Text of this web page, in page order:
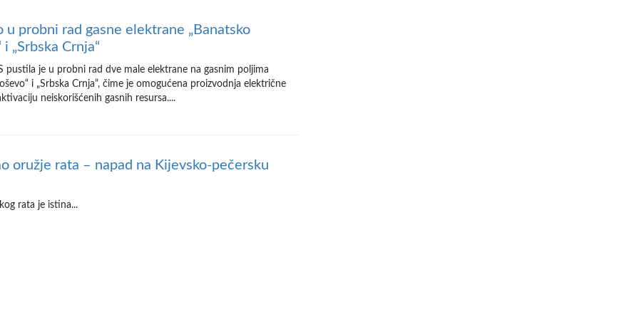
u probni rad gasne elektrane „Banatsko
„Srbska Crnja“
pustila je u probni rad dve male elektrane na gasnim poljima
i „Srbska Crnja“, čime je omogućena proizvodnja električne
neiskorišćenih gasnih resursa....
oružje rata – napad na Kijevsko-pečersku
rata je istina...